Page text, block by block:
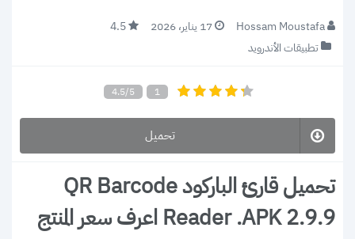
Hossam Moustafa 17 يناير، 2026
4.5
تطبيقات الأندرويد
4.5/5 1
تحميل
تحميل قارئ الباركود QR Barcode
Reader .APK 2.9.9 اعرف سعر المنتج